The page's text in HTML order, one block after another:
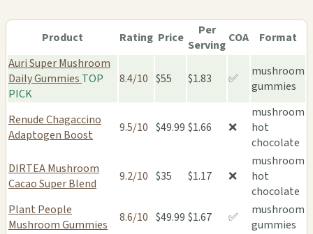
Product Rating Price
Per
Serving COA
Format
Auri Super Mushroom
Daily Gummies TOP
PICK
8.4/10 $55 $1.83 ✅
mushroom
gummies
Renude Chagaccino
Adaptogen Boost
9.5/10 $49.99 $1.66 ❌
mushroom
hot
chocolate
DIRTEA Mushroom
Cacao Super Blend
9.2/10 $35 $1.17 ❌
mushroom
hot
chocolate
Plant People
Mushroom Gummies
8.6/10 $49.99 $1.67 ✅
mushroom
gummies